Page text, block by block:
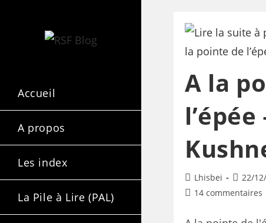
Accueil
A propos
Les index
La Pile à Lire (PAL)
A la
l’épée
Lhisbei 22/
14 commentaires